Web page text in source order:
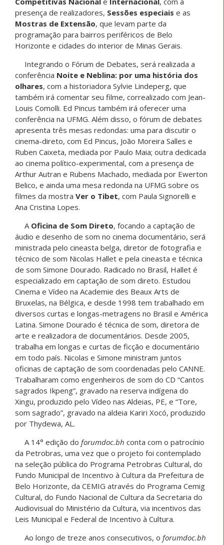
presença de realizadores, Sessões especiais e as
Mostras de Extensão, que levam parte da
programação para bairros periféricos de Belo
Horizonte e cidades do interior de Minas Gerais.
Integrando o Fórum de Debates, será realizada a
conferência Noite e Neblina: por uma história dos
olhares, com a historiadora Sylvie Lindeperg, que
também irá comentar seu filme, correalizado com Jean-
Louis Comolli. Ed Pincus também irá oferecer uma
conferência na UFMG. Além disso, o fórum de debates
apresenta três mesas redondas: uma para discutir o
cinema-direto, com Ed Pincus, João Moreira Salles e
Ruben Caixeta, mediada por Paulo Maia; outra dedicada
ao cinema político-experimental, com a presença de
Arthur Autran e Rubens Machado, mediada por Ewerton
Belico, e ainda uma mesa redonda na UFMG sobre os
filmes da mostra Ver o Tibet, com Paula Signorelli e
Ana Cristina Lopes.
A Oficina de Som Direto, focando a captação de
áudio e desenho de som no cinema documentário, será
ministrada pelo cineasta belga, diretor de fotografia e
técnico de som Nicolas Hallet e pela cineasta e técnica
de som Simone Dourado. Radicado no Brasil, Hallet é
especializado em captação de som direto. Estudou
Cinema e Vídeo na Academie des Beaux Arts de
Bruxelas, na Bélgica, e desde 1998 tem trabalhado em
diversos curtas e longas-metragens no Brasil e América
Latina. Simone Dourado é técnica de som, diretora de
arte e realizadora de documentários. Desde 2005,
trabalha em longas e curtas de ficção e documentário
em todo país. Nicolas e Simone ministram juntos
oficinas de captação de som coordenadas pelo CANNE.
Trabalharam como engenheiros de som do CD “Cantos
sagrados Ikpeng”, gravado na reserva indígena do
Xingu, produzido pelo Vídeo nas Aldeias, PE, e “Tore,
som sagrado”, gravado na aldeia Kariri Xocó, produzido
por Thydewa, AL.
A 14° edição do forumdoc.bh conta com o patrocínio
da Petrobras, uma vez que o projeto foi contemplado
na seleção pública do Programa Petrobras Cultural, do
Fundo Municipal de Incentivo à Cultura da Prefeitura de
Belo Horizonte, da CEMIG através do Programa Cemig
Cultural, do Fundo Nacional de Cultura da Secretaria do
Audiovisual do Ministério da Cultura, via incentivos das
Leis Municipal e Federal de Incentivo à Cultura.
Ao longo de treze anos consecutivos, o forumdoc.bh